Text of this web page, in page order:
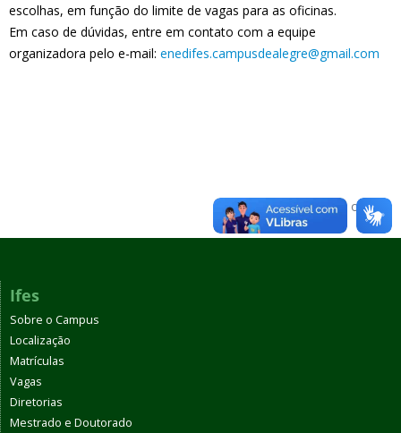
escolhas, em função do limite de vagas para as oficinas.
Em caso de dúvidas, entre em contato com a equipe
organizadora pelo e-mail: enedifes.campusdealegre@gmail.com
Voltar para o topo
Ifes
Sobre o Campus
Localização
Matrículas
Vagas
Diretorias
Mestrado e Doutorado